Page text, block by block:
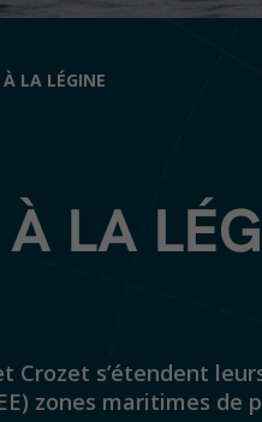
À LA LÉGINE
LA
Crozet s’étendent
zones maritimes de